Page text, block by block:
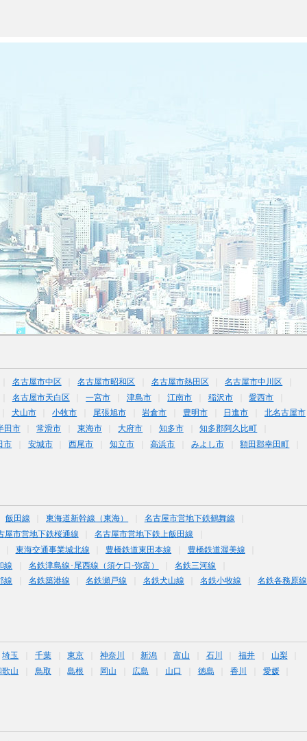
名古屋市中区 名古屋市昭和区 名古屋市熱田区
名古屋市中川区
名古屋市天白区 一宮市 津島市 江南市 稲沢市
愛西市
犬山市 小牧市 尾張旭市 岩倉市 豊明市 日進市
北名古屋市
田市 常滑市 東海市 大府市 知多市
知多郡阿久比町
市 安城市 西尾市 知立市 高浜市 みよし市
額田郡幸田町
飯田線 東海道新幹線（東海）
名古屋市営地下鉄鶴舞線
屋市営地下鉄桜通線
名古屋市営地下鉄上飯田線
東海交通事業城北線 豊橋鉄道東田本線
豊橋鉄道渥美線
線 名鉄津島線･尾西線（須ケ口-弥富）
名鉄三河線
線 名鉄築港線 名鉄瀬戸線 名鉄犬山線 名鉄小牧線
名鉄各務原線
埼玉 千葉 東京 神奈川 新潟 富山 石川 福井
山梨
歌山 鳥取 島根 岡山 広島 山口 徳島 香川
愛媛